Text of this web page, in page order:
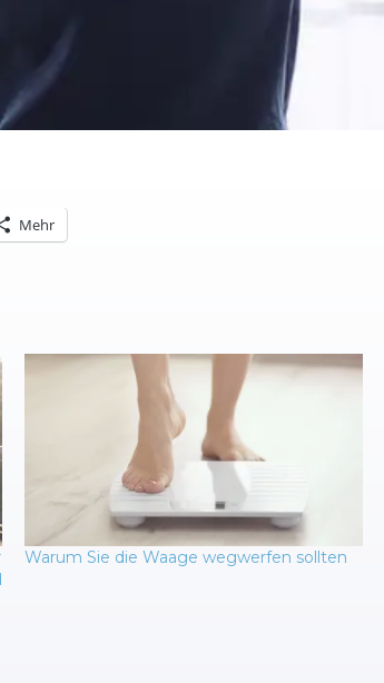
Mehr
Warum Sie die Waage wegwerfen sollten